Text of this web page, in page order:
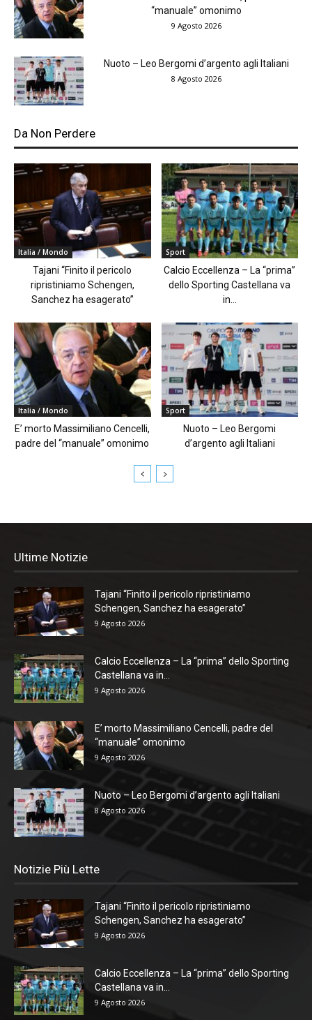
“manuale” omonimo
9 Agosto 2026
Nuoto – Leo Bergomi d’argento agli Italiani
8 Agosto 2026
Da Non Perdere
Italia / Mondo
Tajani “Finito il pericolo
ripristiniamo Schengen,
Sanchez ha esagerato”
Sport
Calcio Eccellenza – La “prima”
dello Sporting Castellana va
in...
Italia / Mondo
E’ morto Massimiliano Cencelli,
padre del “manuale” omonimo
Sport
Nuoto – Leo Bergomi
d’argento agli Italiani
Ultime Notizie
Tajani “Finito il pericolo ripristiniamo
Schengen, Sanchez ha esagerato”
9 Agosto 2026
Calcio Eccellenza – La “prima” dello Sporting
Castellana va in...
9 Agosto 2026
E’ morto Massimiliano Cencelli, padre del
“manuale” omonimo
9 Agosto 2026
Nuoto – Leo Bergomi d’argento agli Italiani
8 Agosto 2026
Notizie Più Lette
Tajani “Finito il pericolo ripristiniamo
Schengen, Sanchez ha esagerato”
9 Agosto 2026
Calcio Eccellenza – La “prima” dello Sporting
Castellana va in...
9 Agosto 2026